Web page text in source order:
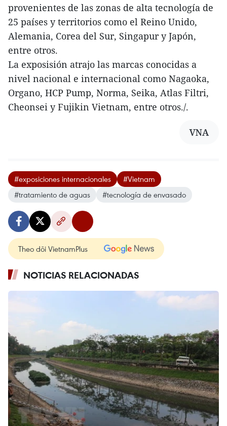
provenientes de las zonas de alta tecnología de
25 países y territorios como el Reino Unido,
Alemania, Corea del Sur, Singapur y Japón,
entre otros.
La exposisión atrajo las marcas conocidas a
nivel nacional e internacional como Nagaoka,
Organo, HCP Pump, Norma, Seika, Atlas Filtri,
Cheonsei y Fujikin Vietnam, entre otros./.
VNA
#exposiciones internacionales
#Vietnam
#tratamiento de aguas
#tecnología de envasado
Theo dõi VietnamPlus
NOTICIAS RELACIONADAS